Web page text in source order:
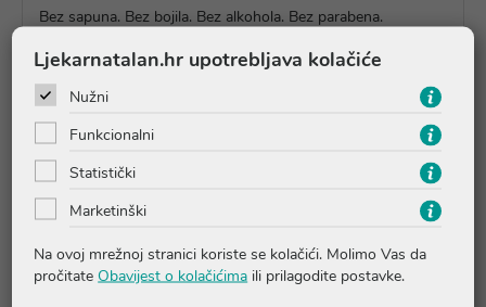
Bez sapuna. Bez bojila. Bez alkohola. Bez parabena.
Upute o proizvodu
Pitanja i odgovori
Ljekarnatalan.hr upotrebljava kolačiće
Nužni
Funkcionalni
Statistički
Marketinški
Na ovoj mrežnoj stranici koriste se kolačići. Molimo Vas da
pročitate Obavijest o kolačićima ili prilagodite postavke.